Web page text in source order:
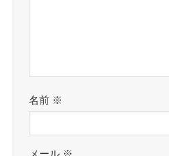
名前 ※
メール ※